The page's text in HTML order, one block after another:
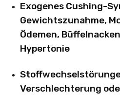
Exogenes Cushing-
Gewichtszunahme,
Ödemen,
Hypertonie
Verschlechterung